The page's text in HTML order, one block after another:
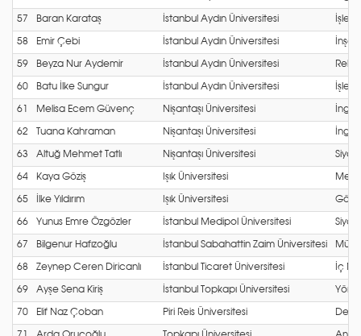
57 Baran Karataş İstanbul Aydın Üniversitesi
58 Emir Çebi İstanbul Aydın Üniversitesi
59 Beyza Nur Aydemir İstanbul Aydın Üniversitesi
60 Batu İlke Sungur İstanbul Aydın Üniversitesi
61 Melisa Ecem Güvenç Nişantaşı Üniversitesi
62 Tuana Kahraman Nişantaşı Üniversitesi
63 Altuğ Mehmet Tatlı Nişantaşı Üniversitesi
64 Kaya Göziş Işık Üniversitesi
65 İlke Yıldırım Işık Üniversitesi
66 Yunus Emre Özgözler İstanbul Medipol Üniversitesi
67 Bilgenur Hafızoğlu İstanbul Sabahattin Zaim Üniversitesi Müzik
68 Zeynep Ceren Diricanlı İstanbul Ticaret Üniversitesi İç
69 Ayşe Sena Kiriş İstanbul Topkapı Üniversitesi
70 Elif Naz Çoban Piri Reis Üniversitesi